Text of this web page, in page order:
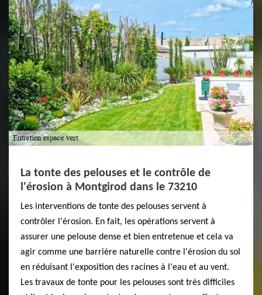
La tonte des pelouses et le contrôle de
l'érosion à Montgirod dans le 73210
Les interventions de tonte des pelouses servent à
contrôler l'érosion. En fait, les opérations servent à
assurer une pelouse dense et bien entretenue et cela va
agir comme une barrière naturelle contre l'érosion du sol
en réduisant l'exposition des racines à l'eau et au vent.
Les travaux de tonte pour les pelouses sont très difficiles